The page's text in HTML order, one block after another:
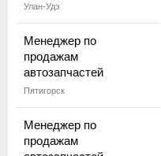
Улан-Удэ
Менеджер по
продажам
автозапчастей
Пятигорск
Менеджер по
продажам